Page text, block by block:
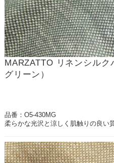
MARZATTO リネンシル
グリーン）
品番：O5-430MG
柔らかな光沢と涼しく肌触りの良い